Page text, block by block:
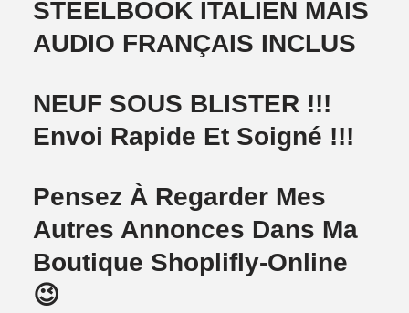
STEELBOOK ITALIEN MAIS
AUDIO FRANÇAIS INCLUS
NEUF SOUS BLISTER !!!
Envoi Rapide Et Soigné !!!
Pensez À Regarder Mes
Autres Annonces Dans Ma
Boutique Shoplifly-Online
😉